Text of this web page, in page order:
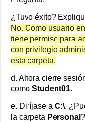
¿Tuvo éxito?
No. Como usuario
tiene permiso para
con privilegio
esta carpeta.
d. Ahora cierre
comoStudent01.
e. Diríjase aC:\.
la carpeta Personal